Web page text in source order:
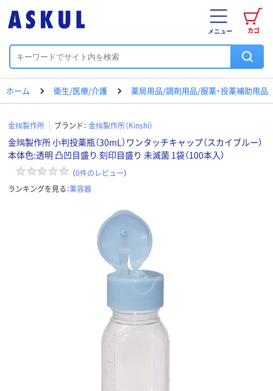
カゴ
メニュー
ホーム 衛生/医療/介護 薬局用品/調剤用品/服薬・投薬補助用品
金鵄製作所 ブランド： 金鵄製作所（Kinshi）
金鵄製作所 小判投薬瓶（30mL）ワンタッチキャップ（スカイブルー）
本体色:透明 凸凹目盛り 刻印目盛り 未滅菌 1袋（100本入）
（0件のレビュー）
ランキングを見る：薬容器